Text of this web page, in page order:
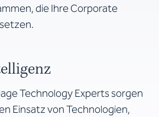
die Ihre Corporate
Technology Experts sorgen
Einsatz von Technologien,